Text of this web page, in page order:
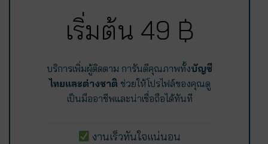
เริ่มต้น 49 ฿
บริการเพิ่มผู้ติดตาม การันตีคุณภาพทั้งบัญชี
ไทยและต่างชาติ ช่วยให้โปรไฟล์ของคุณดู
เป็นมืออาชีพและน่าเชื่อถือได้ทันที
งานเร็วทันใจแน่นอน